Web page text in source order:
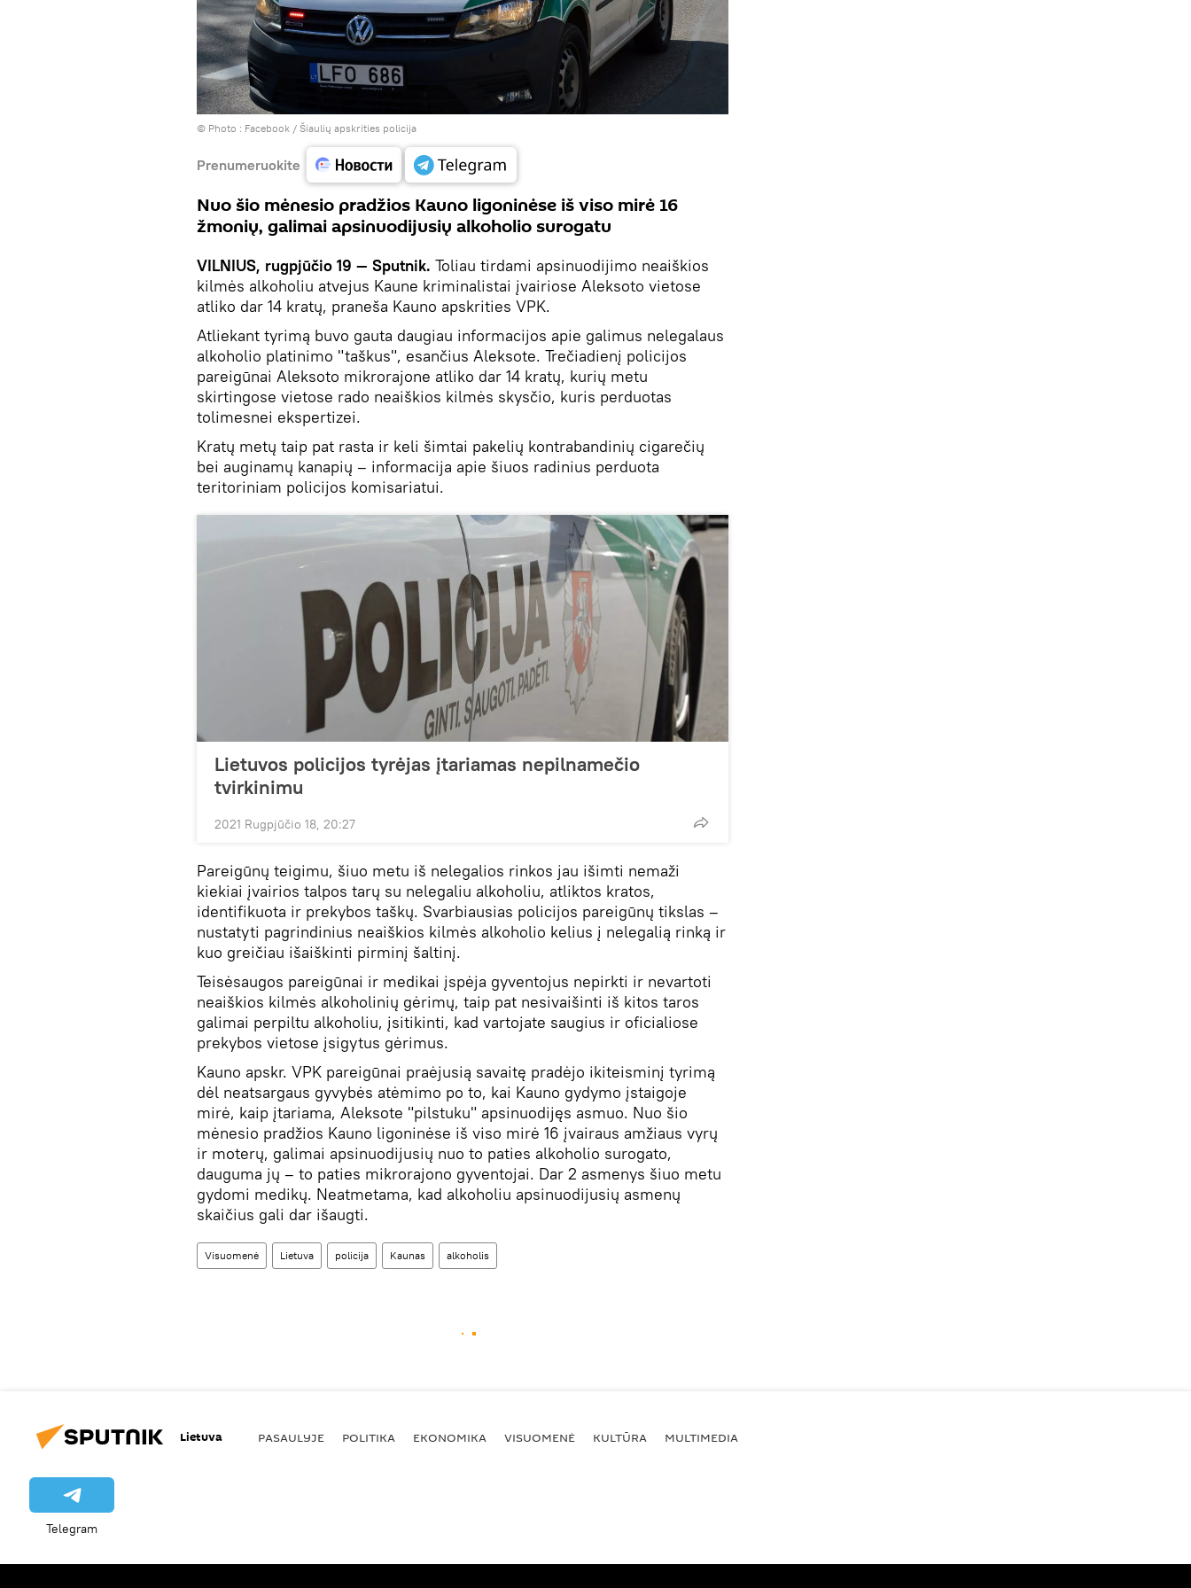
© Photo : Facebook / Šiaulių apskrities policija
Prenumeruokite
Nuo šio mėnesio pradžios Kauno ligoninėse iš viso mirė 16
žmonių, galimai apsinuodijusių alkoholio surogatu
VILNIUS, rugpjūčio 19 — Sputnik. Toliau tirdami apsinuodijimo neaiškios
kilmės alkoholiu atvejus Kaune kriminalistai įvairiose Aleksoto vietose
atliko dar 14 kratų, praneša Kauno apskrities VPK.
Atliekant tyrimą buvo gauta daugiau informacijos apie galimus nelegalaus
alkoholio platinimo "taškus", esančius Aleksote. Trečiadienį policijos
pareigūnai Aleksoto mikrorajone atliko dar 14 kratų, kurių metu
skirtingose vietose rado neaiškios kilmės skysčio, kuris perduotas
tolimesnei ekspertizei.
Kratų metų taip pat rasta ir keli šimtai pakelių kontrabandinių cigarečių
bei auginamų kanapių – informacija apie šiuos radinius perduota
teritoriniam policijos komisariatui.
Lietuvos policijos tyrėjas įtariamas nepilnamečio
tvirkinimu
2021 Rugpjūčio 18, 20:27
Pareigūnų teigimu, šiuo metu iš nelegalios rinkos jau išimti nemaži
kiekiai įvairios talpos tarų su nelegaliu alkoholiu, atliktos kratos,
identifikuota ir prekybos taškų. Svarbiausias policijos pareigūnų tikslas –
nustatyti pagrindinius neaiškios kilmės alkoholio kelius į nelegalią rinką ir
kuo greičiau išaiškinti pirminį šaltinį.
Teisėsaugos pareigūnai ir medikai įspėja gyventojus nepirkti ir nevartoti
neaiškios kilmės alkoholinių gėrimų, taip pat nesivaišinti iš kitos taros
galimai perpiltu alkoholiu, įsitikinti, kad vartojate saugius ir oficialiose
prekybos vietose įsigytus gėrimus.
Kauno apskr. VPK pareigūnai praėjusią savaitę pradėjo ikiteisminį tyrimą
dėl neatsargaus gyvybės atėmimo po to, kai Kauno gydymo įstaigoje
mirė, kaip įtariama, Aleksote "pilstuku" apsinuodijęs asmuo. Nuo šio
mėnesio pradžios Kauno ligoninėse iš viso mirė 16 įvairaus amžiaus vyrų
ir moterų, galimai apsinuodijusių nuo to paties alkoholio surogato,
dauguma jų – to paties mikrorajono gyventojai. Dar 2 asmenys šiuo metu
gydomi medikų. Neatmetama, kad alkoholiu apsinuodijusių asmenų
skaičius gali dar išaugti.
Visuomenė Lietuva policija Kaunas alkoholis
Lietuva PASAULYJE POLITIKA EKONOMIKA VISUOMENĖ KULTŪRA MULTIMEDIA
Telegram